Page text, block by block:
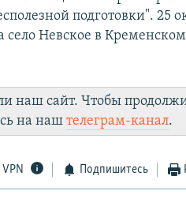
подготовки". 25
село Невское в
наш сайт. Чтобы
на наштелеграм-канал.
Подпишитесь